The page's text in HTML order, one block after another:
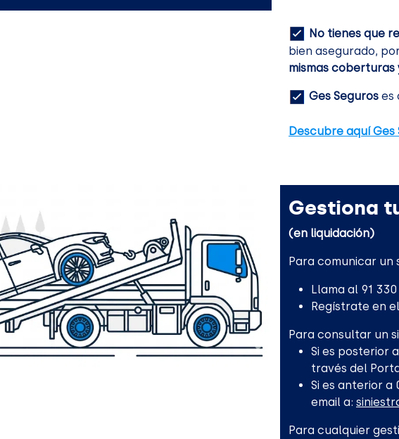
No tienes que
bien asegurado,
mismas coberturas
Ges Seguros es
Descubre aquí Ges
Gestiona
(en liquidación)
Para comunicar un
Llama al 91
Regístrate en
Para consultar un
Si es posterior
través del
Si es anterior a
email a:
Para cualquier